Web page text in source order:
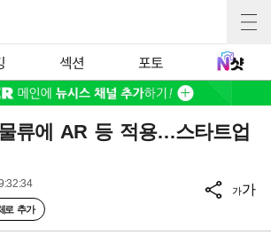
섹션 포토
류에 AR 등 적용…스타트업
로 추가
가가